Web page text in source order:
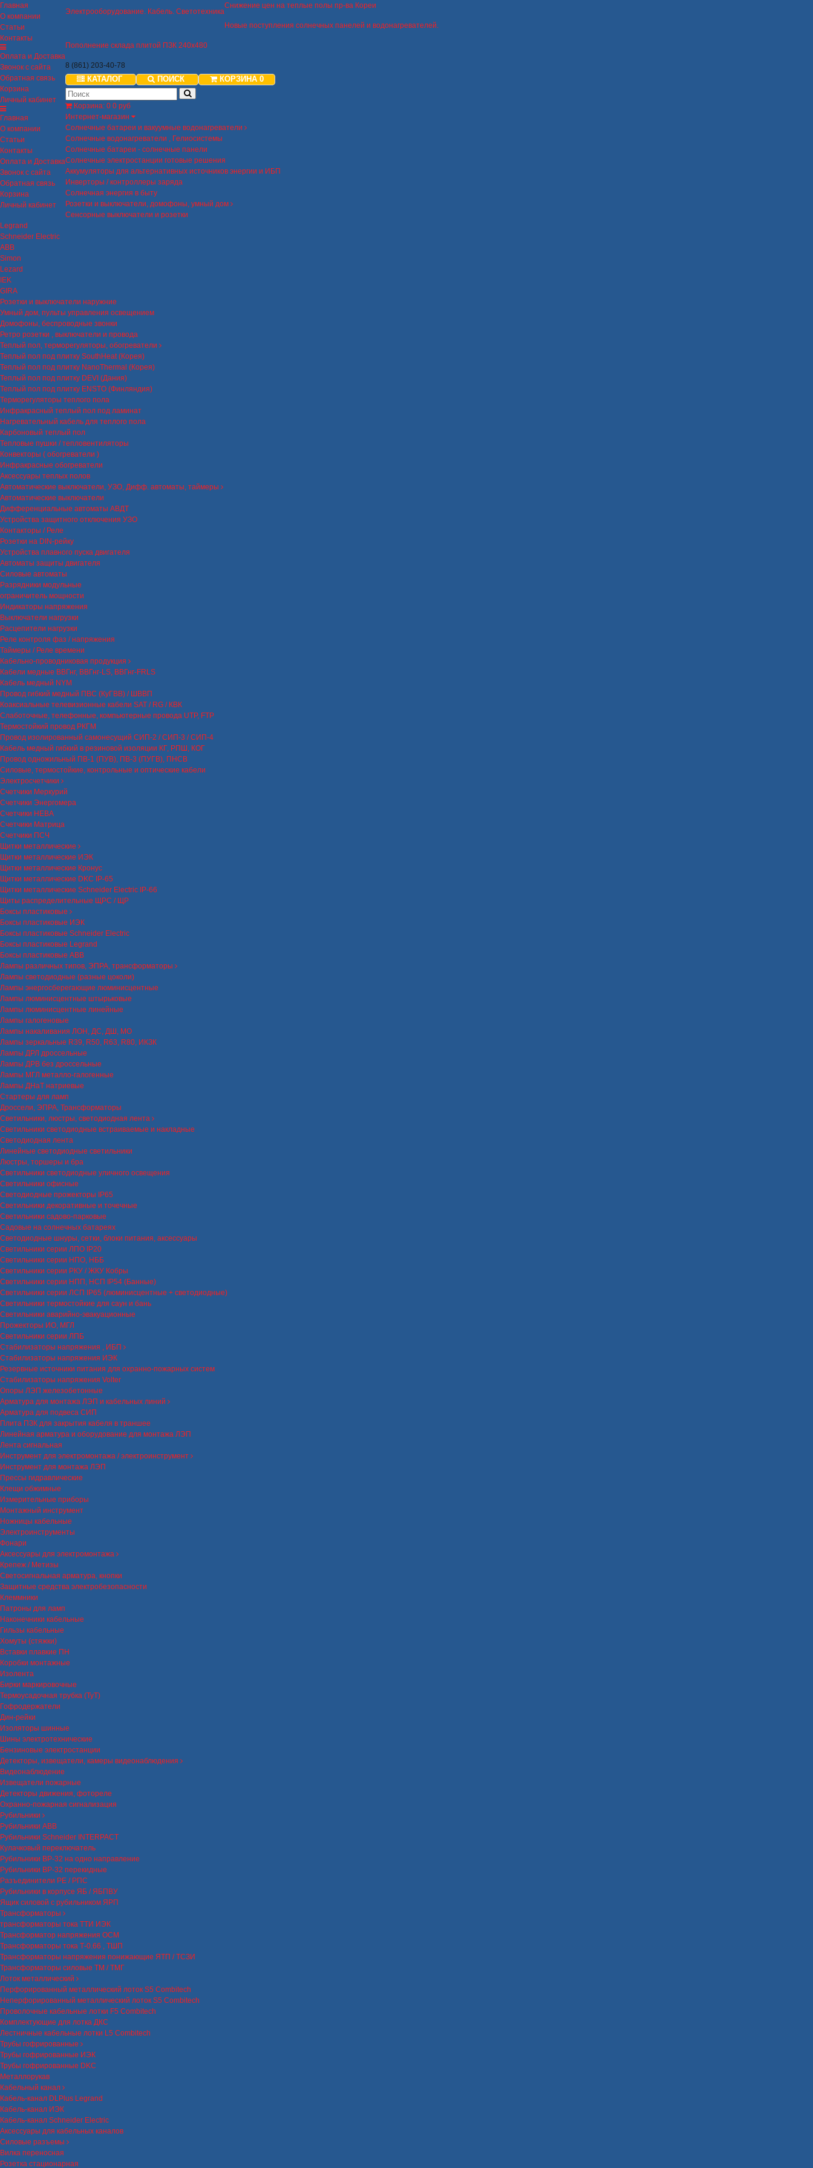
Главная
О компании
Статьи
Контакты
Оплата и Доставка
Звонок с сайта
Обратная связь
Корзина
Личный кабинет
Главная
О компании
Статьи
Контакты
Оплата и Доставка
Звонок с сайта
Обратная связь
Корзина
Личный кабинет
Электрооборудование. Кабель. Светотехника
Снижение цен на теплые полы пр-ва Кореи
Новые поступления солнечных панелей и водонагревателей.
Пополнение склада плитой ПЗК 240х480
8 (861) 203-40-78
КАТАЛОГ ПОИСК КОРЗИНА 0
Корзина: 0 0 руб
Интернет-магазин
Солнечные батареи и вакуумные водонагреватели
Солнечные водонагреватели , Гелиосистемы
Солнечные батареи - солнечные панели
Солнечные электростанции готовые решения
Аккумуляторы для альтернативных источников энергии и ИБП
Инверторы / контроллеры заряда
Солнечная энергия в быту
Розетки и выключатели, домофоны, умный дом
Сенсорные выключатели и розетки
Legrand
Schneider Electric
ABB
Simon
Lezard
IEK
GIRA
Розетки и выключатели наружние
Умный дом, пульты управления освещением
Домофоны, беспроводные звонки
Ретро розетки , выключатели и провода
Теплый пол, терморегуляторы, обогреватели
Теплый пол под плитку SouthHeat (Корея)
Теплый пол под плитку NanoThermal (Корея)
Теплый пол под плитку DEVI (Дания)
Теплый пол под плитку ENSTO (Финляндия)
Терморегуляторы теплого пола
Инфракрасный теплый пол под ламинат
Нагревательный кабель для теплого пола
Карбоновый теплый пол
Тепловые пушки / тепловентиляторы
Конвекторы ( обогреватели )
Инфракрасные обогреватели
Аксессуары теплых полов
Автоматические выключатели, УЗО, Дифф. автоматы, таймеры
Автоматические выключатели
Дифференциальные автоматы АВДТ
Устройства защитного отключения УЗО
Контакторы / Реле
Розетки на DIN-рейку
Устройства плавного пуска двигателя
Автоматы защиты двигателя
Силовые автоматы
Разрядники модульные
ограничитель мощности
Индикаторы напряжения
Выключатели нагрузки
Расцепители нагрузки
Реле контроля фаз / напряжения
Таймеры / Реле времени
Кабельно-проводниковая продукция
Кабели медные ВВГнг, ВВГнг-LS, ВВГнг-FRLS
Кабель медный NYM
Провод гибкий медный ПВС (КуГВВ) / ШВВП
Коаксиальные телевизионные кабели SAT / RG / КВК
Слаботочные, телефонные, компьютерные провода UTP, FTP
Термостойкий провод РКГМ
Провод изолированный самонесущий СИП-2 / СИП-3 / СИП-4
Кабель медный гибкий в резиновой изоляции КГ, РПШ, КОГ
Провод одножильный ПВ-1 (ПУВ), ПВ-3 (ПУГВ), ПНСВ
Силовые, термостойкие, контрольные и оптические кабели
Электросчетчики
Счетчики Меркурий
Счетчики Энергомера
Счетчики НЕВА
Счетчики Матрица
Счетчики ПСЧ
Щитки металлические
Щитки металлические ИЭК
Щитки металлические Кронус
Щитки металлические DKC IP-65
Щитки металлические Schneider Electric IP-66
Щиты распределительные ЩРС / ЩР
Боксы пластиковые
Боксы пластиковые ИЭК
Боксы пластиковые Schneider Electric
Боксы пластиковые Legrand
Боксы пластиковые ABB
Лампы различных типов, ЭПРА, трансформаторы
Лампы светодиодные (разные цоколи)
Лампы энергосберегающие люминисцентные
Лампы люминисцентные штырьковые
Лампы люминисцентные линейные
Лампы галогеновые
Лампы накаливания ЛОН, ДС, ДШ, МО
Лампы зеркальные R39, R50, R63, R80, ИКЗК
Лампы ДРЛ дроссельные
Лампы ДРВ без дроссельные
Лампы МГЛ металло-галогенные
Лампы ДНаТ натриевые
Стартеры для ламп
Дроссели, ЭПРА, Трансформаторы
Светильники, люстры, светодиодная лента
Светильники светодиодные встраиваемые и накладные
Светодиодная лента
Линейные светодиодные светильники
Люстры, торшеры и бра
Светильники светодиодные уличного освещения
Светильники офисные
Светодиодные прожекторы IP65
Светильники декоративные и точечные
Светильники садово-парковые
Садовые на солнечных батареях
Светодиодные шнуры, сетки, блоки питания, аксессуары
Светильники серии ЛПО IP20
Светильники серии НПО, НББ
Светильники серии РКУ / ЖКУ Кобры
Светильники серии НПП, НСП IP54 (Банные)
Светильники серии ЛСП IP65 (люминисцентные + светодиодные)
Светильники термостойкие для саун и бань
Светильники аварийно-эвакуационные
Прожекторы ИО, МГЛ
Светильники серии ЛПБ
Стабилизаторы напряжения , ИБП
Стабилизаторы напряжения ИЭК
Резервные источники питания для охранно-пожарных систем
Стабилизаторы напряжения Volter
Опоры ЛЭП железобетонные
Арматура для монтажа ЛЭП и кабельных линий
Арматура для подвеса СИП
Плита ПЗК для закрытия кабеля в траншее
Линейная арматура и оборудование для монтажа ЛЭП
Лента сигнальная
Инструмент для электромонтажа / электроинструмент
Инструмент для монтажа ЛЭП
Прессы гидравлические
Клещи обжимные
Измерительные приборы
Монтажный инструмент
Ножницы кабельные
Электроинструменты
Фонари
Аксессуары для электромонтажа
Крепеж / Метизы
Светосигнальная арматура, кнопки
Защитные средства электробезопасности
Клеммники
Патроны для ламп
Наконечники кабельные
Гильзы кабельные
Хомуты (стяжки)
Вставки плавкие ПН
Коробки монтажные
Изолента
Бирки маркировочные
Термоусадочная трубка (ТуТ)
Гофродержатели
Дин-рейки
Изоляторы шинные
Шины электротехнические
Бензиновые электростанции
Детекторы, извещатели, камеры видеонаблюдения
Видеонаблюдение
Извещатели пожарные
Детекторы движения, фотореле
Охранно-пожарная сигнализация
Рубильники
Рубильники ABB
Рубильники Schneider INTERPACT
Кулачковый переключатель
Рубильники ВР-32 на одно направление
Рубильники ВР-32 перекидные
Разъединители РЕ / РПС
Рубильники в корпусе ЯБ / ЯБПВУ
Ящик силовой с рубильником ЯРП
Трансформаторы
трансформаторы тока ТТИ ИЭК
Трансформатор напряжения ОСМ
Трансформаторы тока Т-0.66 , ТШП
Трансформаторы напряжения понижающие ЯТП / ТСЗИ
Трансформаторы силовые ТМ / ТМГ
Лоток металлический
Перфорированный металлический лоток S5 Combitech
Неперфорированный металлический лоток S5 Combitech
Проволочные кабельные лотки F5 Combitech
Комплектующие для лотка ДКС
Лестничные кабельные лотки L5 Combitech
Трубы гофрированные
Трубы гофрированные ИЭК
Трубы гофрированные DKC
Металлорукав
Кабельный канал
Кабель-канал DLPlus Legrand
Кабель-канал ИЭК
Кабель-канал Schneider Electric
Аксессуары для кабельных каналов
Силовые разъемы
Вилка переносная
Розетка стационарная